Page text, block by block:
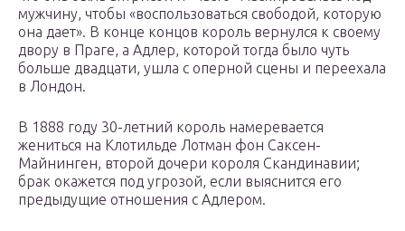
мужчину, чтобы «воспользоваться свободой, которую
она дает». В конце концов король вернулся к своему
двору в Праге, а Адлер, которой тогда было чуть
больше двадцати, ушла с оперной сцены и переехала
в Лондон.
В 1888 году 30-летний король намеревается
жениться на Клотильде Лотман фон Саксен-
Майнинген, второй дочери короля Скандинавии;
брак окажется под угрозой, если выяснится его
предыдущие отношения с Адлером.